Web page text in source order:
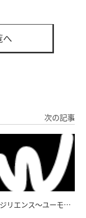
へ
次の記事
リエンス～ユーモア